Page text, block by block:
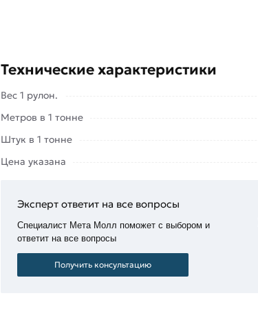
Технические характеристики
Вес 1 рулон.
Метров в 1 тонне
Штук в 1 тонне
Цена указана
Эксперт ответит на все вопросы
Специалист Мета Молл поможет с выбором и
ответит на все вопросы
Получить консультацию